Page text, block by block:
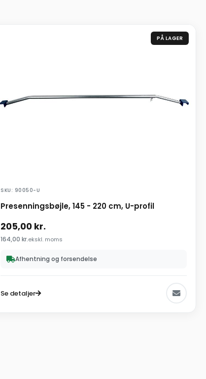
PÅ LAGER
SKU: 90050-U
Presenningsbøjle, 145 - 220 cm, U-profil
205,00 kr.
164,00 kr.ekskl. moms
Afhentning og forsendelse
Se detaljer